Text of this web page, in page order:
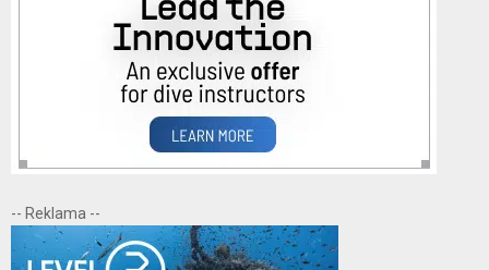
-- Reklama --